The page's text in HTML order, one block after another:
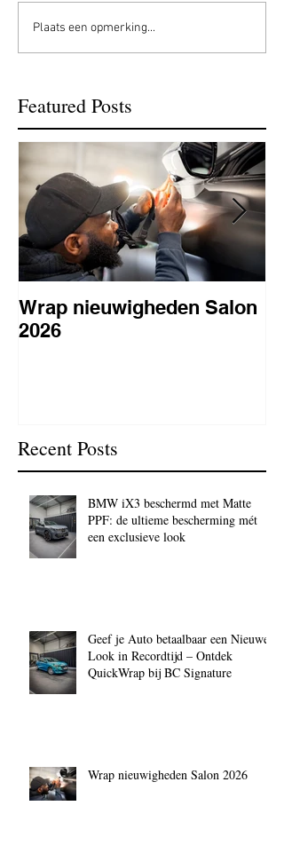
Plaats een opmerking...
Featured Posts
Wrap nieuwigheden Salon
2026
Recent Posts
BMW iX3 beschermd met Matte
PPF: de ultieme bescherming mét
een exclusieve look
Geef je Auto betaalbaar een Nieuwe
Look in Recordtijd – Ontdek
QuickWrap bij BC Signature
Wrap nieuwigheden Salon 2026